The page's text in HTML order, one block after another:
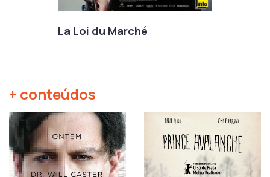
La Loi du Marché
+ conteúdos